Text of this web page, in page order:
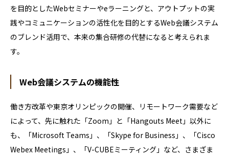
を目的としたWebセミナーやeラーニングと、アウトプットの実
践やコミュニケーションの活性化を目的とするWeb会議システム
のブレンド活用で、本来の集合研修の代替になると考えられま
す。
Web会議システムの機能性
働き方改革や東京オリンピックの開催、リモートワーク需要など
によって、先に触れた「Zoom」と「Hangouts Meet」以外に
も、「Microsoft Teams」、「Skype for Business」、「Cisco
Webex Meetings」、「V-CUBEミーティング」など、さまざま